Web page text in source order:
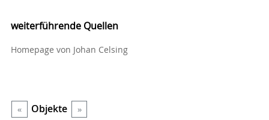
weiterführende Quellen
Homepage von Johan Celsing
« Objekte »